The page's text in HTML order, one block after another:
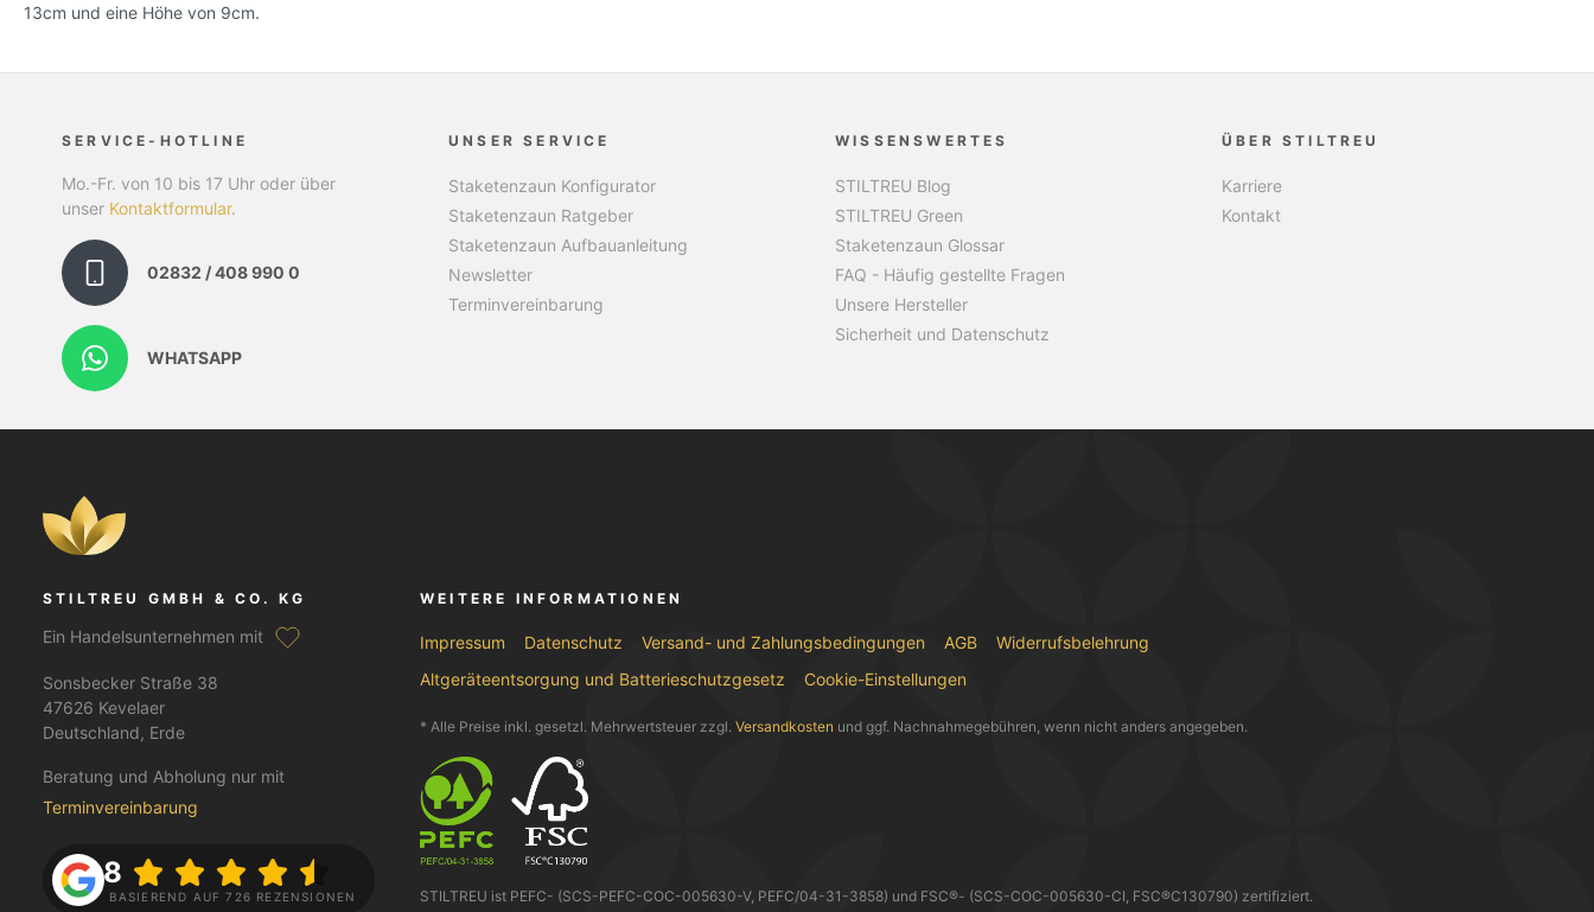
13cm und eine Höhe von 9cm.
SERVICE-HOTLINE
Mo.-Fr. von 10 bis 17 Uhr oder über
unser Kontaktformular.
02832 / 408 990 0
WHATSAPP
UNSER SERVICE
Staketenzaun Konfigurator
Staketenzaun Ratgeber
Staketenzaun Aufbauanleitung
Newsletter
Terminvereinbarung
WISSENSWERTES
STILTREU Blog
STILTREU Green
Staketenzaun Glossar
FAQ - Häufig gestellte Fragen
Unsere Hersteller
Sicherheit und Datenschutz
ÜBER STILTREU
Karriere
Kontakt
STILTREU GMBH & CO. KG
Ein Handelsunternehmen mit
Sonsbecker Straße 38
47626 Kevelaer
Deutschland, Erde
Beratung und Abholung nur mit
Terminvereinbarung
4.8
BASIEREND AUF 726 REZENSIONEN
WEITERE INFORMATIONEN
Impressum Datenschutz Versand- und Zahlungsbedingungen AGB
Widerrufsbelehrung
Altgeräteentsorgung und Batterieschutzgesetz
Cookie-Einstellungen
* Alle Preise inkl. gesetzl. Mehrwertsteuer zzgl. Versandkosten und ggf. Nachnahmegebühren, wenn nicht anders angegeben.
STILTREU ist PEFC- (SCS-PEFC-COC-005630-V, PEFC/04-31-3858) und FSC®- (SCS-COC-005630-CI, FSC®C130790) zertifiziert.